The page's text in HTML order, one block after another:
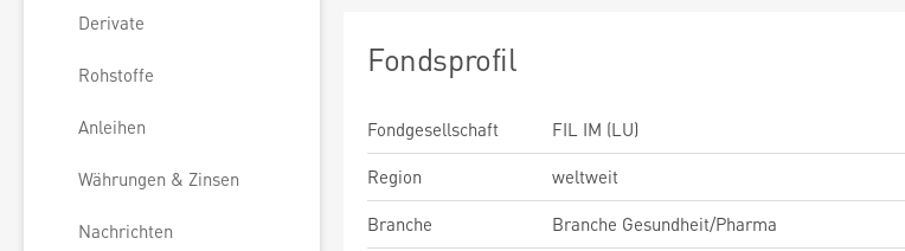
Derivate
Rohstoffe
Anleihen
Währungen & Zinsen
Nachrichten
Fondsprofil
Fondgesellschaft
FIL IM (LU)
Region
weltweit
Branche
Branche Gesundheit/Pharma